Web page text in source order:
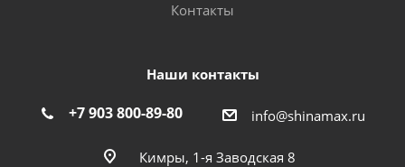
Контакты
Наши контакты
+7 903 800-89-80 info@shinamax.ru
Кимры, 1-я Заводская 8